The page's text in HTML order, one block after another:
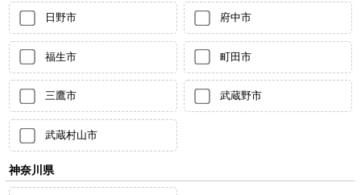
日野市 府中市
福生市 町田市
三鷹市 武蔵野市
武蔵村山市
神奈川県